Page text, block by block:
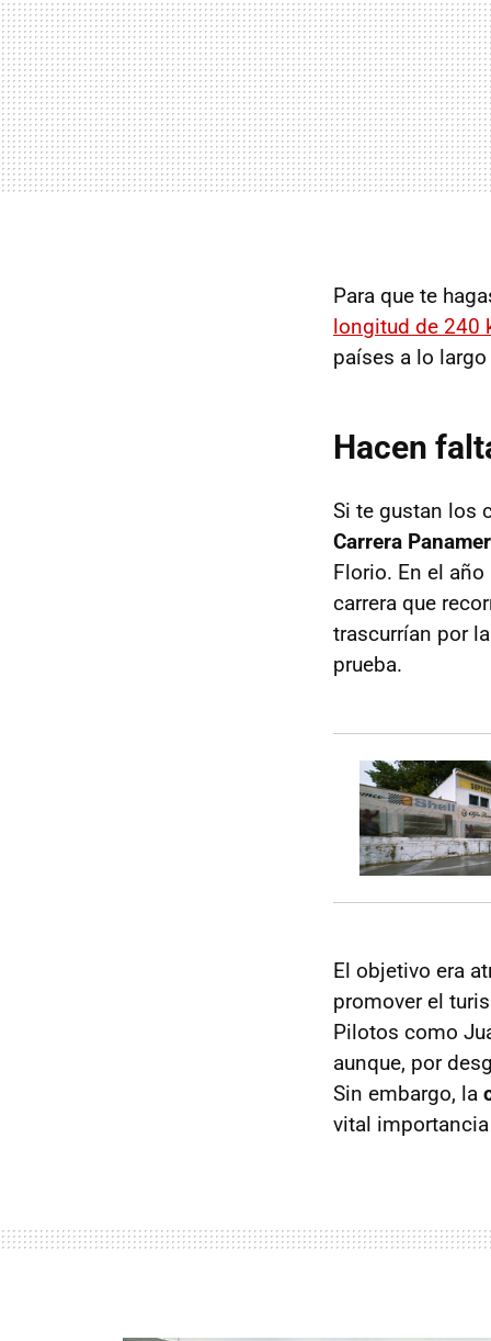
Para que te
longitud de 240
países a lo
Hacen
Si te gustan los
Carrera
Florio. En el
carrera que
trascurrían por
prueba.
El objetivo era
promover el
Pilotos como
aunque, por
Sin embargo, la
vital